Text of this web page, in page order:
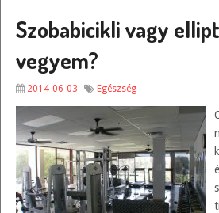
Szobabicikli vagy
vegyem?
2014-06-03 Egészség